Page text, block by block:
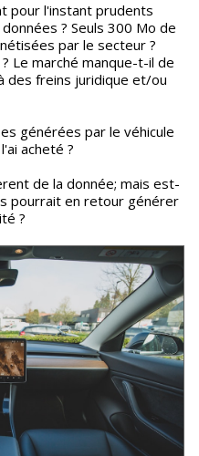
pour l'instant prudents
? Seuls 300 Mo de
par le secteur ?
Le marché manque-t-il de
des freins juridique et/ou
générées par le véhicule
acheté ?
de la donnée; mais est-
pourrait en retour générer
?